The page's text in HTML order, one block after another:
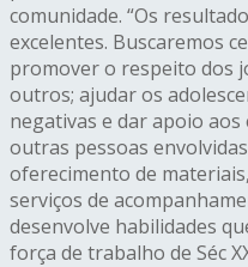
comunidade. “Os
excelentes. Buscaremos
promover o respeito dos
outros; ajudar os
negativas e dar apoio
outras pessoas
oferecimento de
serviços de
desenvolve habilidades
força de trabalho de Séc